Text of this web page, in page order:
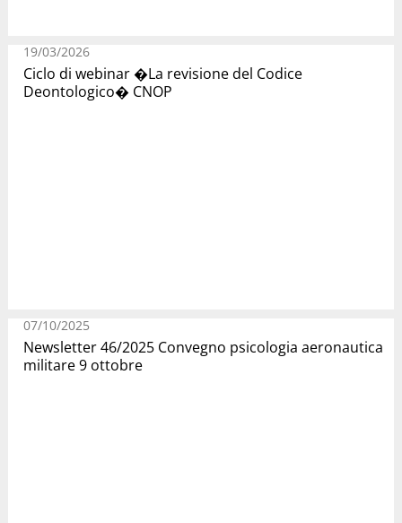
19/03/2026
Ciclo di webinar �La revisione del Codice
Deontologico� CNOP
07/10/2025
Newsletter 46/2025 Convegno psicologia aeronautica
militare 9 ottobre